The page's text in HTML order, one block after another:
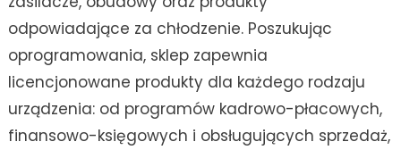
odpowiadające za chłodzenie. Poszukując
oprogramowania, sklep zapewnia
licencjonowane produkty dla każdego rodzaju
urządzenia: od programów kadrowo-płacowych,
finansowo-księgowych i obsługujących sprzedaż,